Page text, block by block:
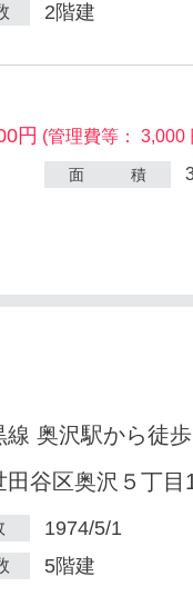
2階建
円 (管理費等： 3,000
面 積
線 奥沢駅から徒
田谷区奥沢５丁目
1974/5/1
5階建